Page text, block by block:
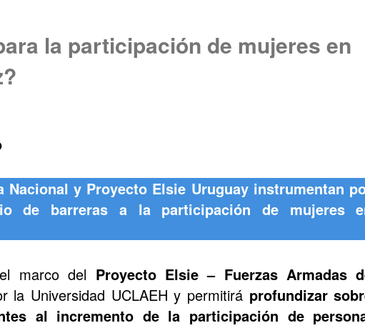
la participación de mujeres en
Nacional y Proyecto Elsie Uruguay instrumentan
de barreras a la participación de mujeres
marco del Proyecto Elsie – Fuerzas Armadas
la Universidad UCLAEH y permitirá profundizar
al incremento de la participación de